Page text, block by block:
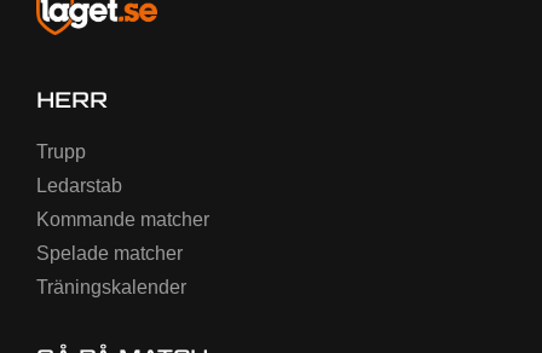
HERR
Trupp
Ledarstab
Kommande matcher
Spelade matcher
Träningskalender